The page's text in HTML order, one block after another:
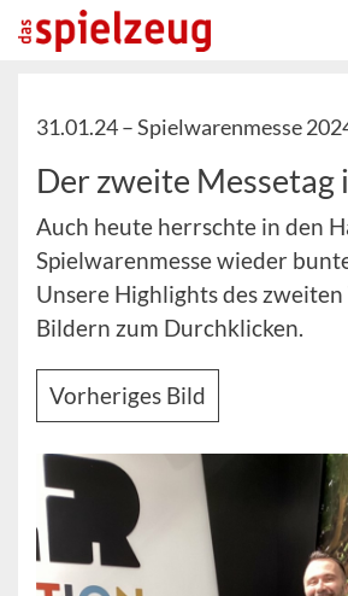
31.01.24 –Spielwarenmesse
Der zweite Messetag
Auch heute herrschte in den
Spielwarenmesse wieder
Unsere Highlights des zweiten
Bildern zum Durchklicken.
Vorheriges Bild